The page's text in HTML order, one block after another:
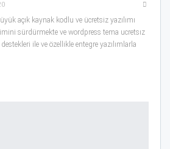
açık kaynak kodlu ve ücretsiz yazılımı
sürdürmekte ve wordpress tema ucretsız
ile ve özellikle entegre yazılımlarla